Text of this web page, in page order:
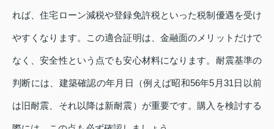
れば、住宅ローン減税や登録免許税といった税制優遇を受け
やすくなります。この適合証明は、金融面のメリットだけで
なく、安全性という点でも安心材料になります。耐震基準の
判断には、建築確認の年月日（例えば昭和56年5月31日以前
は旧耐震、それ以降は新耐震）が重要です。購入を検討する